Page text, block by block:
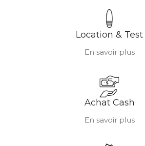
Location & Test
En savoir plus
Achat Cash
En savoir plus